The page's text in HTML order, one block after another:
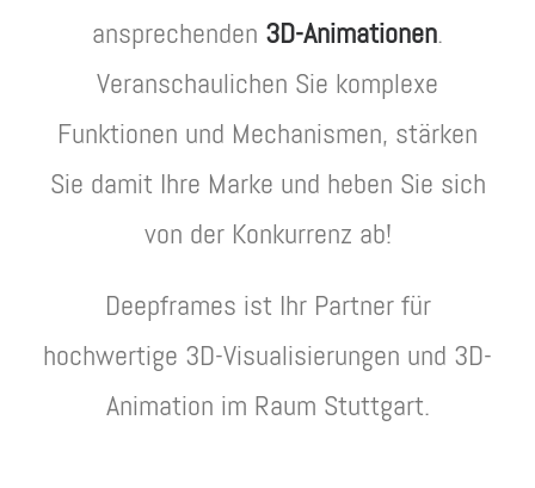
ansprechenden 3D-Animationen.
Veranschaulichen Sie komplexe
Funktionen und Mechanismen, stärken
Sie damit Ihre Marke und heben Sie sich
von der Konkurrenz ab!
Deepframes ist Ihr Partner für
hochwertige 3D-Visualisierungen und 3D-
Animation im Raum Stuttgart.